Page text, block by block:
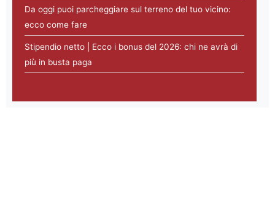
Da oggi puoi parcheggiare sul terreno del tuo vicino:
ecco come fare
Stipendio netto | Ecco i bonus del 2026: chi ne avrà di
più in busta paga